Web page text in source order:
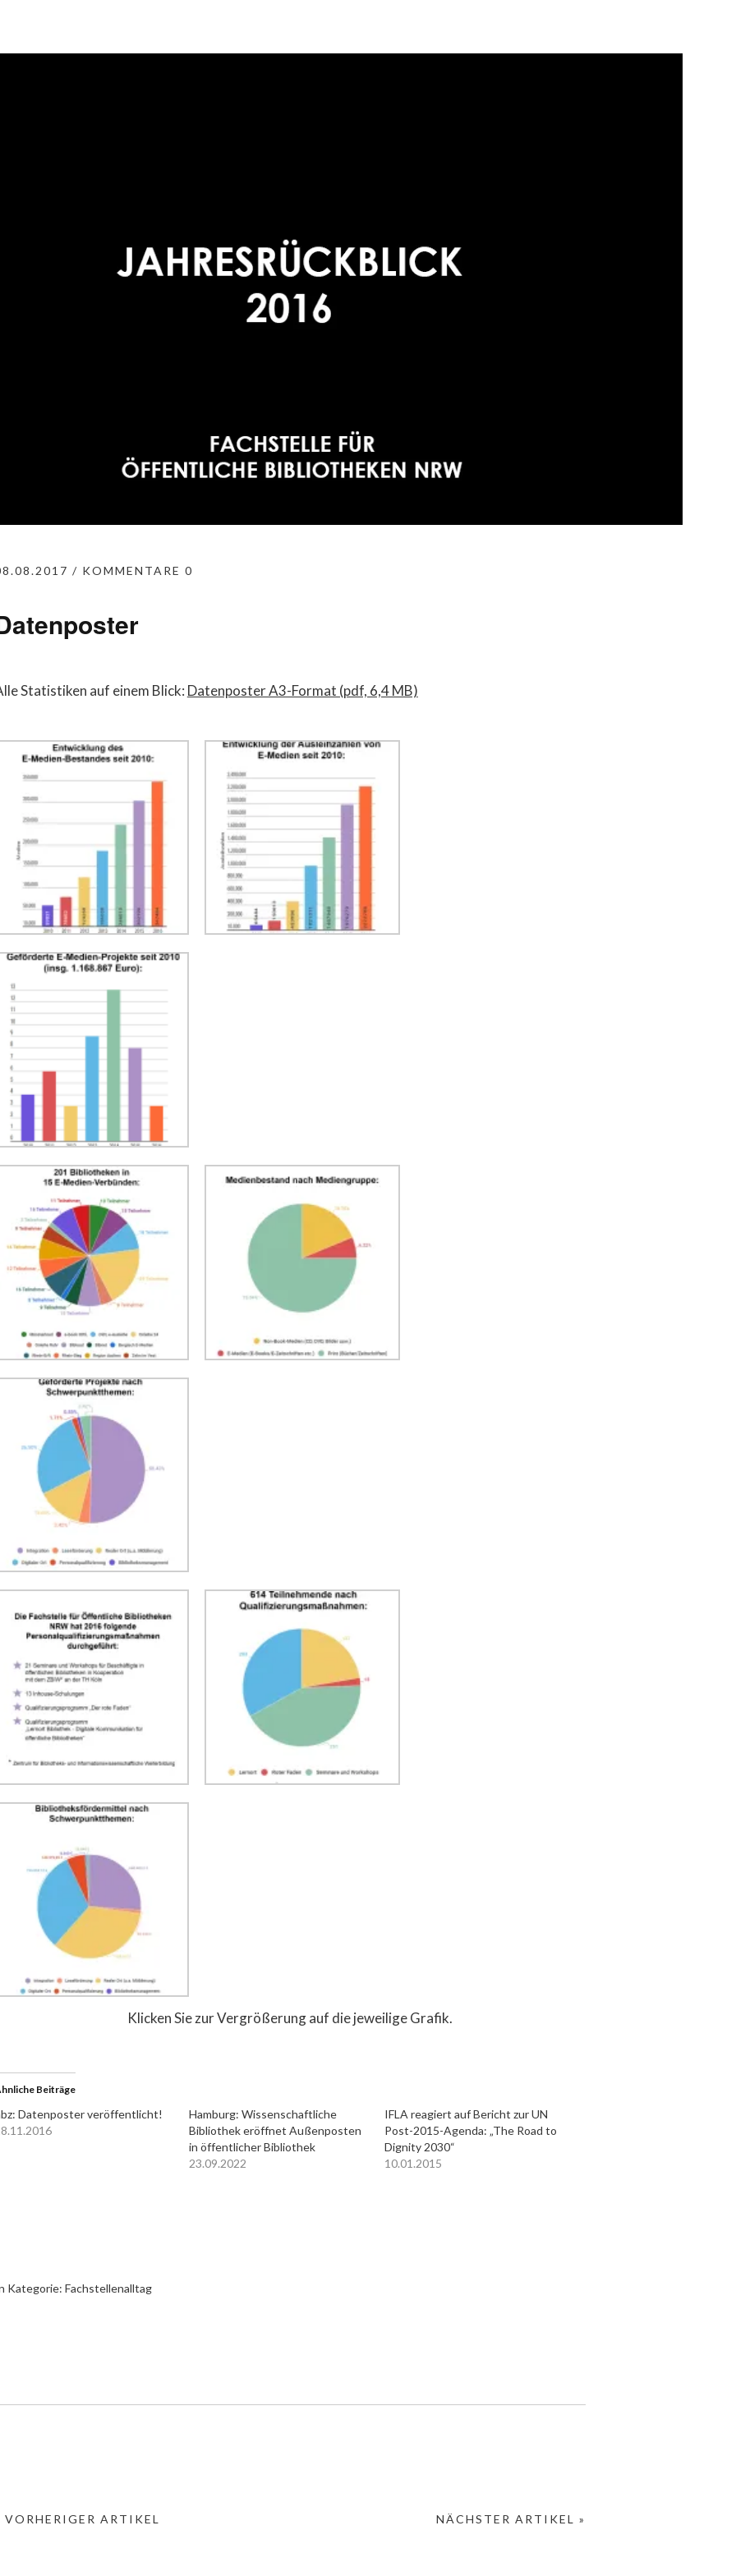
KOMMENTARE 0
Statistiken auf einem Blick: Datenposter A3-Format (pdf, 6,4 MB)
Klicken Sie zur Vergrößerung auf die jeweilige Grafik.
Beiträge
Datenposter veröffentlicht!
Hamburg: Wissenschaftliche
Bibliothek eröffnet Außenposten
in öffentlicher Bibliothek
23.09.2022
IFLA reagiert auf Bericht zur UN
Post-2015-Agenda: „The Road to
Dignity 2030“
10.01.2015
Kategorie: Fachstellenalltag
NÄCHSTER ARTIKEL »
VORHERIGER ARTIKEL